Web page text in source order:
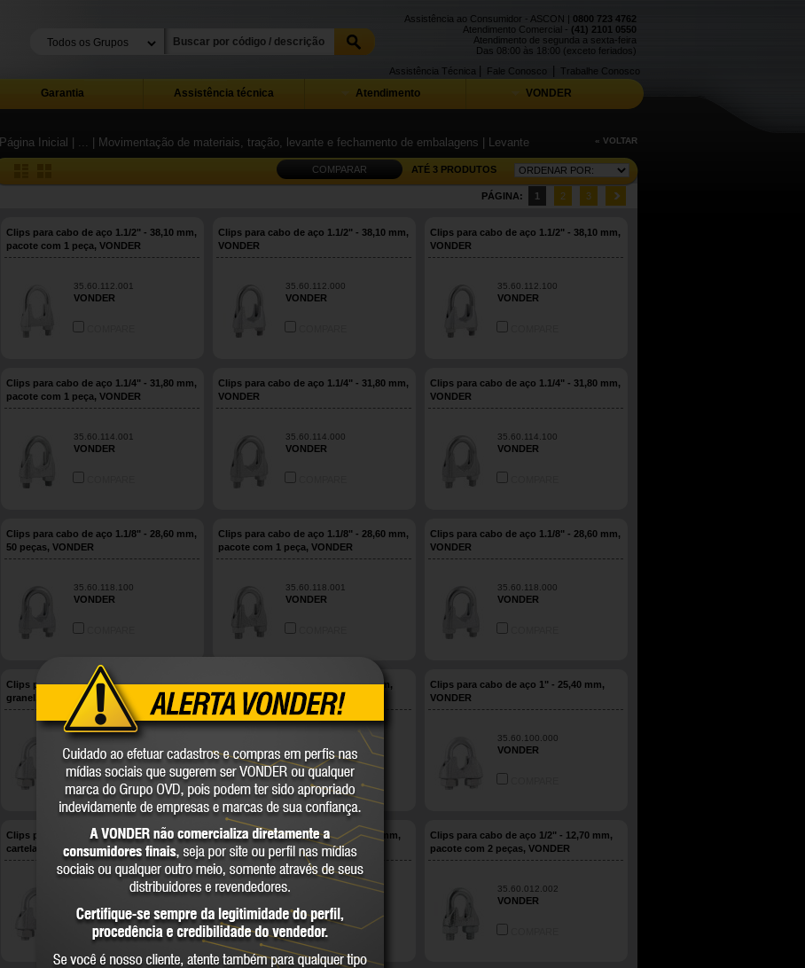
Assistência ao Consumidor - ASCON | 0800 723 4762
Atendimento Comercial - (41) 2101 0550
Atendimento de segunda a sexta-feira
Das 08:00 às 18:00 (exceto feriados)
Trabalhe Conosco
Fale Conosco
Assistência Técnica
Garantia Assistência técnica Atendimento VONDER
Página Inicial | ... | Movimentação de materiais, tração, levante e fechamento de embalagens | Levante « VOLTAR
COMPARAR ATÉ 3 PRODUTOS
PÁGINA: 1 2 3
Clips para cabo de aço 1.1/2" - 38,10 mm,
pacote com 1 peça, VONDER
35.60.112.001
VONDER
Clips para cabo de aço 1.1/2" - 38,10 mm,
VONDER
35.60.112.000
VONDER
Clips para cabo de aço 1.1/2" - 38,10 mm,
VONDER
35.60.112.100
VONDER
Clips para cabo de aço 1.1/4" - 31,80 mm,
pacote com 1 peça, VONDER
35.60.114.001
VONDER
Clips para cabo de aço 1.1/4" - 31,80 mm,
VONDER
35.60.114.000
VONDER
Clips para cabo de aço 1.1/4" - 31,80 mm,
VONDER
35.60.114.100
VONDER
Clips para cabo de aço 1.1/8" - 28,60 mm,
50 peças, VONDER
35.60.118.100
VONDER
Clips para cabo de aço 1.1/8" - 28,60 mm,
pacote com 1 peça, VONDER
35.60.118.001
VONDER
Clips para cabo de aço 1.1/8" - 28,60 mm,
VONDER
35.60.118.000
VONDER
Clips para cabo de aço 1" - 25,40 mm,
granel, VONDER
35.60.010.100
VONDER
COMPARE
Clips para cabo de aço 1" - 25,40 mm,
pacote com 1 peça, VONDER
VONDER
COMPARE
Clips para cabo de aço 1" - 25,40 mm,
VONDER
35.60.100.000
VONDER
Clips para cabo de aço 1/2" - 12,70 mm,
cartela com 2 peças, VONDER
35.60.120.002
COMPARE
Clips para cabo de aço 1/2" - 12,70 mm,
em aço inox, VONDER
35.60.000.120
COMPARE
Clips para cabo de aço 1/2" - 12,70 mm,
pacote com 2 peças, VONDER
35.60.012.002
VONDER